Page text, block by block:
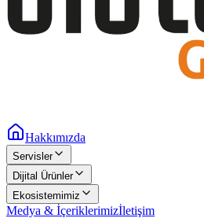
Hakkımızda
Servisler
Dijital Ürünler
Ekosistemimiz
Medya & İçeriklerimizİletişim